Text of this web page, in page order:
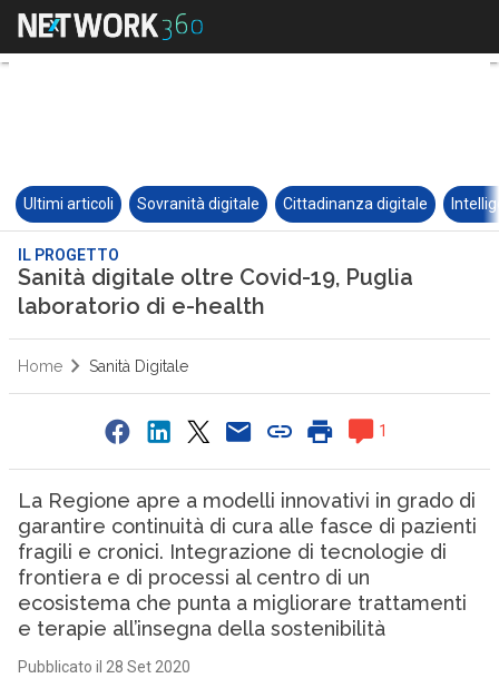
Ultimi articoli Sovranità digitale Cittadinanza digitale
IL PROGETTO
Sanità digitale oltre Covid-19, Puglia
laboratorio di e-health
Home Sanità Digitale
1
La Regione apre a modelli innovativi in grado di
garantire continuità di cura alle fasce di pazienti
fragili e cronici. Integrazione di tecnologie di
frontiera e di processi al centro di un
ecosistema che punta a migliorare trattamenti
e terapie all’insegna della sostenibilità
Pubblicato il 28 Set 2020